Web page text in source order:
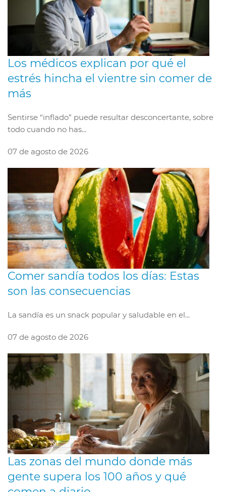
Los médicos explican por qué el
estrés hincha el vientre sin comer de
más
Sentirse “inflado” puede resultar desconcertante, sobre
todo cuando no has...
07 de agosto de 2026
Comer sandía todos los días: Estas
son las consecuencias
La sandía es un snack popular y saludable en el...
07 de agosto de 2026
Las zonas del mundo donde más
gente supera los 100 años y qué